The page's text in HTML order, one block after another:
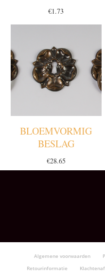
€1.73
BLOEMVORMIG
BESLAG
€28.65
Algemene voorwaarden
Retourinformatie